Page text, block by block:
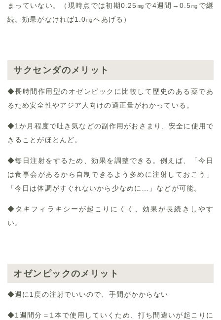
まっていない。（現時点では初期0.25㎎で4週間→0.5㎎で継
続。効果がなければ1.0㎎へあげる）
サクセンダのメリット
◆長時間作用型のオゼンピックに比較して歴史のある薬であ
るため安全性やアジア人向けの適正量がわかっている。
◆1か月程度で吐き気などの副作用がおさまり、安全に使用で
きることがほとんど。
◆毎日注射をするため、効果を調整できる。例えば、「今日
は食事会があるから自制できるよう多めに注射しておこう」
「今日は体調がすぐれないから少なめに…」などが可能。
◆タキフィラキシーが起こりにくく、効果が長続きしやす
い。
オゼンピックのメリット
◆週に1度の注射でいいので、手間がかからない
◆1週間分＝1本で使用していくため、打ち間違いが起こりに